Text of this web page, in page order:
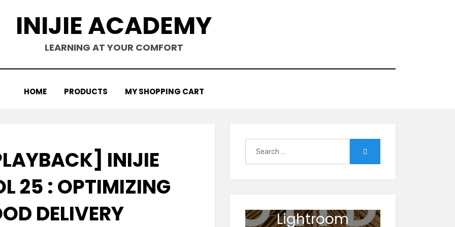
INIJIE ACADEMY
LEARNING AT YOUR COMFORT
HOME PRODUCTS MY SHOPPING CART
INIJIE
25 : OPTIMIZING
DELIVERY
Lightroom